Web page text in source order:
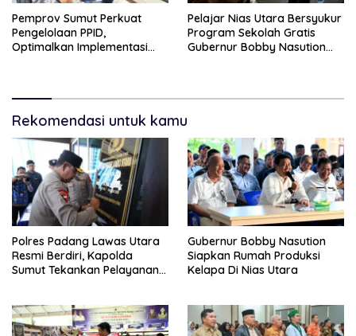
Pemprov Sumut Perkuat
Pengelolaan PPID,
Optimalkan Implementasi
Pelajar Nias Utara Bersyukur
Program Sekolah Gratis
Gubernur Bobby Nasution
Rekomendasi untuk kamu
Polres Padang Lawas Utara
Resmi Berdiri, Kapolda
Sumut Tekankan Pelayanan
Gubernur Bobby Nasution
Siapkan Rumah Produksi
Kelapa Di Nias Utara